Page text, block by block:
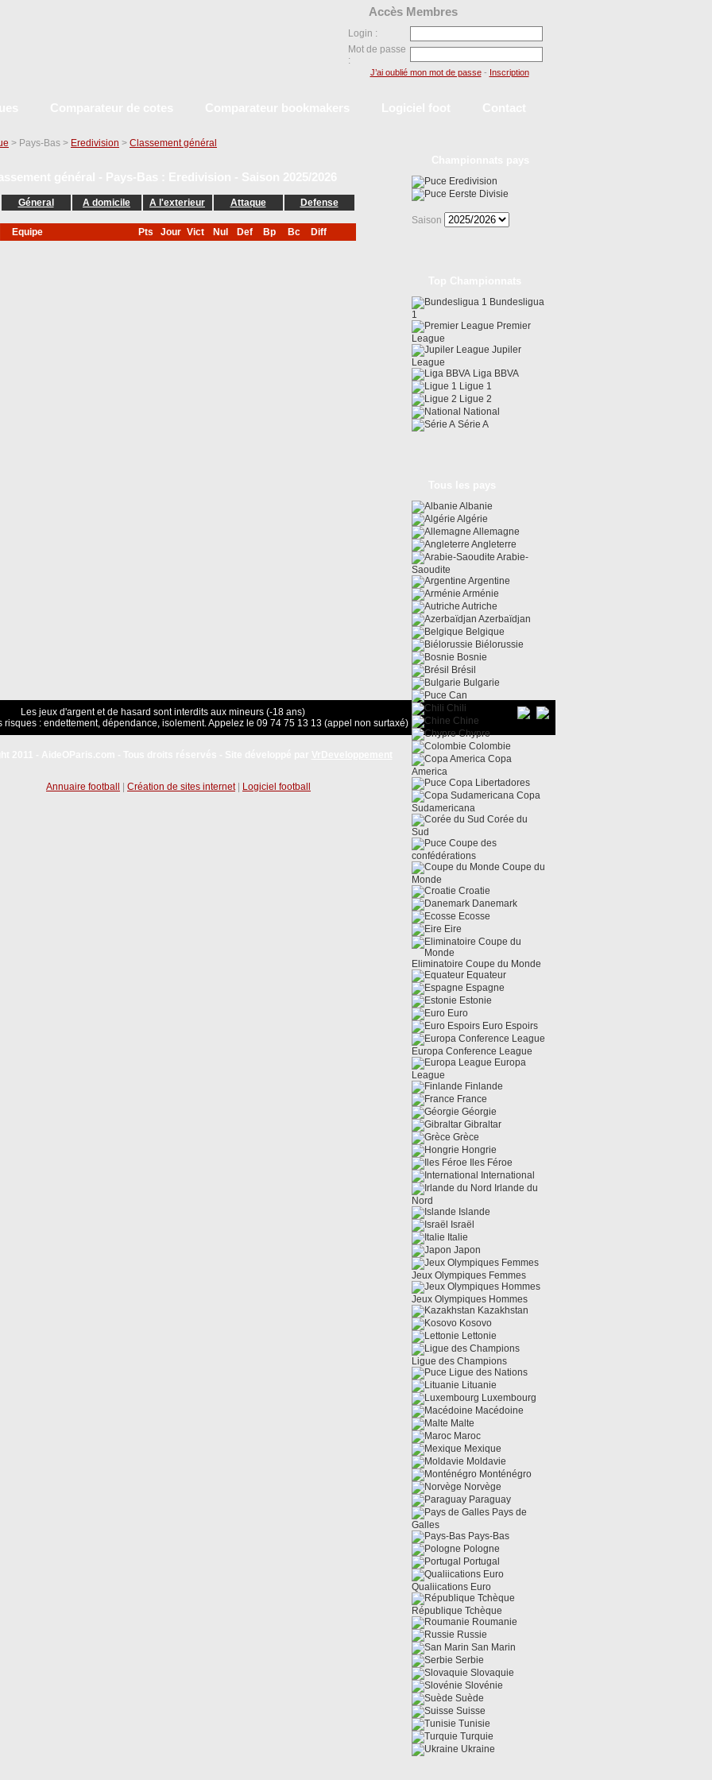
> Pays-Bas > Eredivision > Classement général
Géneral A domicile A l'exterieur Attaque Defense
Equipe Pts Jour Vict Nul Def Bp Bc Diff
Eredivision
Eerste Divisie
Saison
Bundesligua
1
Premier
League
Jupiler
League
Liga BBVA
Ligue 1
Ligue 2
National
Série A
Albanie
Algérie
Allemagne
Angleterre
Arabie-
Saoudite
Argentine
Arménie
Autriche
Azerbaïdjan
Belgique
Biélorussie
Bosnie
Brésil
Bulgarie
Can
Chili
Chine
Chypre
Colombie
Copa
America
Copa Libertadores
Copa
Sudamericana
Corée du
Sud
Coupe des
confédérations
Coupe du
Monde
Croatie
Danemark
Ecosse
Eire
Eliminatoire Coupe du Monde
Equateur
Espagne
Estonie
Euro
Euro Espoirs
Europa Conference League
Europa
League
Finlande
France
Géorgie
Gibraltar
Grèce
Hongrie
Iles Féroe
International
Irlande du
Nord
Islande
Israël
Italie
Japon
Jeux Olympiques Femmes
Jeux Olympiques Hommes
Kazakhstan
Kosovo
Lettonie
Ligue des Champions
Ligue des Nations
Lituanie
Luxembourg
Macédoine
Malte
Maroc
Mexique
Moldavie
Monténégro
Norvège
Paraguay
Pays de
Galles
Pays-Bas
Pologne
Portugal
Qualiications Euro
République Tchèque
Roumanie
Russie
San Marin
Serbie
Slovaquie
Slovénie
Suède
Suisse
Tunisie
Turquie
Ukraine
Les jeux d'argent et de hasard sont interdits aux mineurs (-18 ans)
risques : endettement, dépendance, isolement. Appelez le 09 74 75 13 13 (appel non surtaxé)
Annuaire football Création de sites internet| Logiciel football
Accès Membres
Login :
Mot de passe
:
J’ai oublié mon mot de passe- Inscription